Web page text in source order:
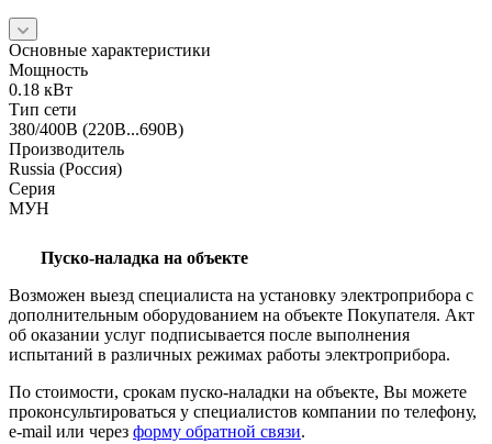
Основные характеристики
Мощность
0.18 кВт
Тип сети
380/400В (220В...690В)
Производитель
Russia (Россия)
Серия
МУН
Пуско-наладка на объекте
Возможен выезд специалиста на установку электроприбора с
дополнительным оборудованием на объекте Покупателя. Акт
об оказании услуг подписывается после выполнения
испытаний в различных режимах работы электроприбора.
По стоимости, срокам пуско-наладки на объекте, Вы можете
проконсультироваться у специалистов компании по телефону,
e-mail или через форму обратной связи.